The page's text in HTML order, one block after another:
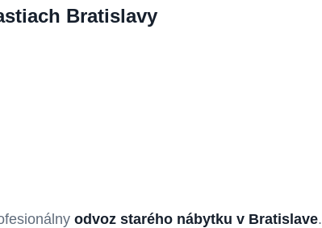
Bratislavy
odvoz starého nábytku v Bratislave.